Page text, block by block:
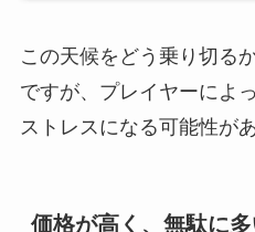
この天候をどう乗り切る
ですが、プレイヤーによ
ストレスになる可能性が
価格が高く、無駄に